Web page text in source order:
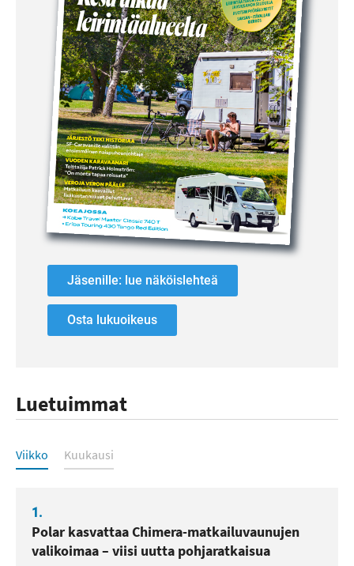
Jäsenille: lue näköislehteä
Osta lukuoikeus
Luetuimmat
Luetuimmat
Viikko Kuukausi
1.
Polar kasvattaa Chimera-matkailuvaunujen
valikoimaa – viisi uutta pohjaratkaisua